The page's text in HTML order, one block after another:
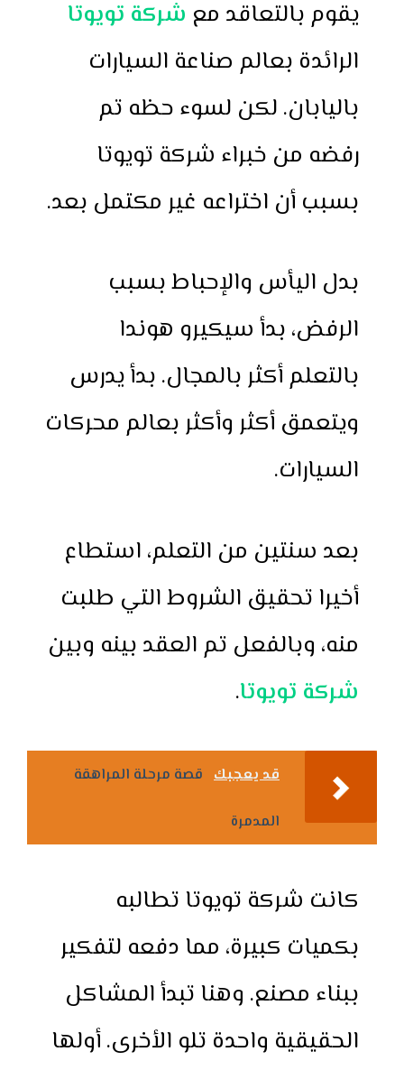
يقوم بالتعاقد مع شركة تويوتا
الرائدة بعالم صناعة السيارات
باليابان. لكن لسوء حظه تم
رفضه من خبراء شركة تويوتا
بسبب أن اختراعه غير مكتمل بعد.
بدل اليأس والإحباط بسبب
الرفض، بدأ سيكيرو هوندا
بالتعلم أكثر بالمجال. بدأ يدرس
ويتعمق أكثر وأكثر بعالم محركات
السيارات.
بعد سنتين من التعلم، استطاع
أخيرا تحقيق الشروط التي طلبت
منه، وبالفعل تم العقد بينه وبين
شركة تويوتا.
قد يعجبك قصة مرحلة المراهقة
المدمرة
كانت شركة تويوتا تطالبه
بكميات كبيرة، مما دفعه لتفكير
ببناء مصنع. وهنا تبدأ المشاكل
الحقيقية واحدة تلو الأخرى. أولها